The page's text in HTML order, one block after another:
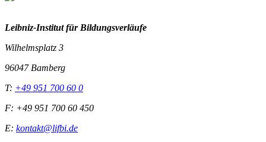
Leibniz-Institut für Bildungsverläufe
Wilhelmsplatz 3
96047 Bamberg
T: +49 951 700 60 0
F: +49 951 700 60 450
E: kontakt@lifbi.de